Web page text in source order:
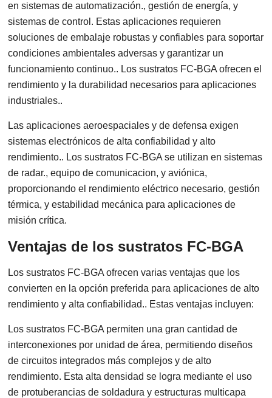
en sistemas de automatización., gestión de energía, y
sistemas de control. Estas aplicaciones requieren
soluciones de embalaje robustas y confiables para soportar
condiciones ambientales adversas y garantizar un
funcionamiento continuo.. Los sustratos FC-BGA ofrecen el
rendimiento y la durabilidad necesarios para aplicaciones
industriales..
Las aplicaciones aeroespaciales y de defensa exigen
sistemas electrónicos de alta confiabilidad y alto
rendimiento.. Los sustratos FC-BGA se utilizan en sistemas
de radar., equipo de comunicacion, y aviónica,
proporcionando el rendimiento eléctrico necesario, gestión
térmica, y estabilidad mecánica para aplicaciones de
misión crítica.
Ventajas de los sustratos FC-BGA
Los sustratos FC-BGA ofrecen varias ventajas que los
convierten en la opción preferida para aplicaciones de alto
rendimiento y alta confiabilidad.. Estas ventajas incluyen:
Los sustratos FC-BGA permiten una gran cantidad de
interconexiones por unidad de área, permitiendo diseños
de circuitos integrados más complejos y de alto
rendimiento. Esta alta densidad se logra mediante el uso
de protuberancias de soldadura y estructuras multicapa